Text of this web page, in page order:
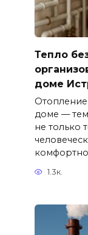
Тепло
доме
доме —
не только
1.3к.